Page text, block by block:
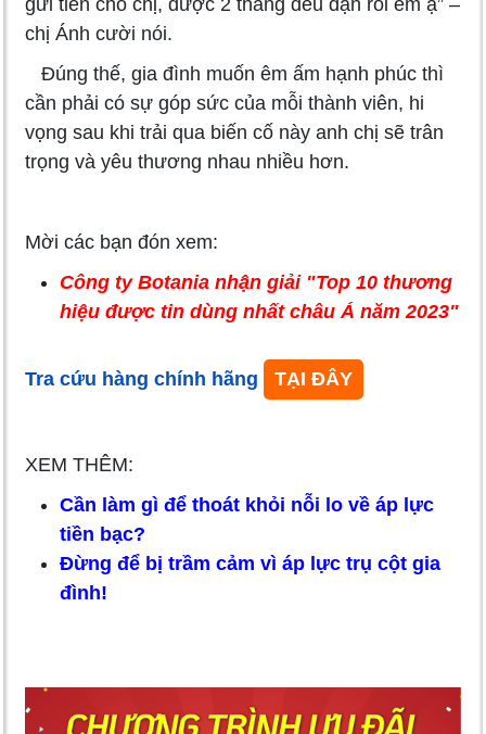
chị Ánh cười nói.
Đúng thế, gia đình muốn êm ấm hạnh phúc thì
cần phải có sự góp sức của mỗi thành viên, hi
vọng sau khi trải qua biến cố này anh chị sẽ trân
trọng và yêu thương nhau nhiều hơn.
Mời các bạn đón xem:
Công ty Botania nhận giải "Top 10 thương
hiệu được tin dùng nhất châu Á năm 2023"
Tra cứu hàng chính hãng TẠI ĐÂY
XEM THÊM:
Cần làm gì để thoát khỏi nỗi lo về áp lực
tiền bạc?
Đừng để bị trầm cảm vì áp lực trụ cột gia
đình!